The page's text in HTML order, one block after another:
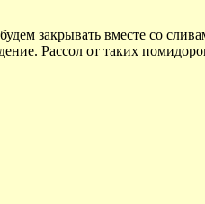
закрывать вместе со
Рассол от таких